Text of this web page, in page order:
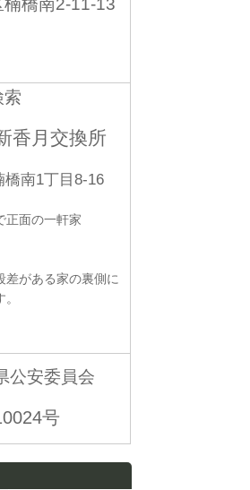
橋南2-11-13
索
香月交換所
南1丁目8-16
面の一軒家
差がある家の裏側に
安委員会
号